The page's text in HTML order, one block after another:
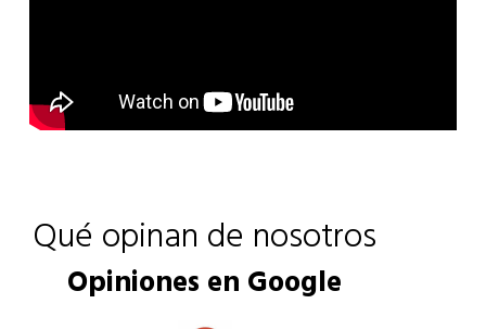
Qué opinan de nosotros
Opiniones en Google